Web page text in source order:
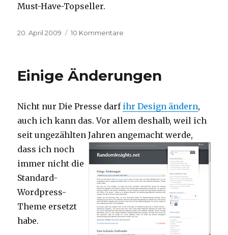
Must-Have-Topseller.
Veröffentlicht
20. April 2009 10 Kommentare
Einige Änderungen
Nicht nur Die Presse darf ihr Design ändern,
auch ich kann das. Vor allem deshalb, weil ich
seit ungezählten Jahren angemacht werde,
dass ich noch
immer nicht die
Standard-
Wordpress-
Theme ersetzt
habe.